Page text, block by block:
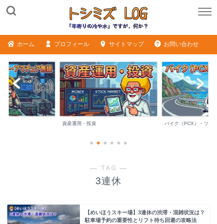
ホーム プロフィール サイトマップ お問い合わせ
資産運用・投資 バイク（PCX）・ツー
― TAG ―
3連休
【めいほうスキー場】3連休の渋滞・混雑状況は？
駐車場予約の重要性とリフト待ち回避の攻略法